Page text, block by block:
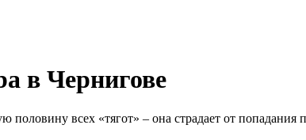
в Чернигове
половину всех «тягот» – она страдает от